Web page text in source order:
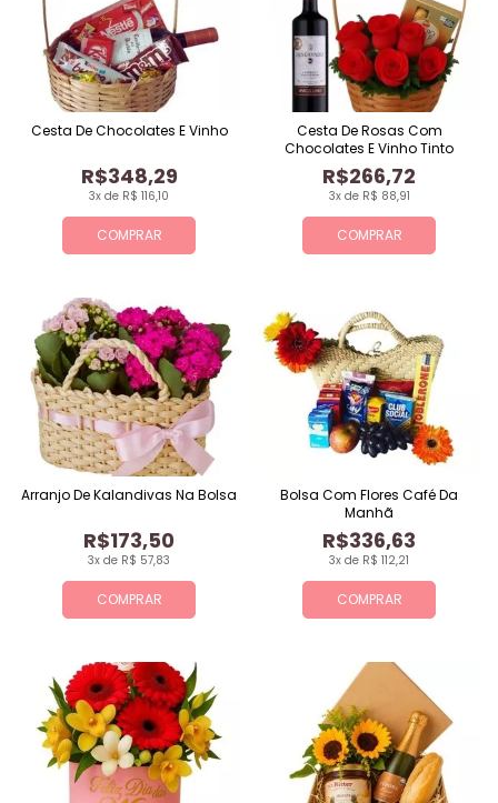
COMPRAR
3x de R$ 116,10
R$348,29
Cesta De Chocolates E Vinho
COMPRAR
3x de R$ 88,91
R$266,72
Cesta De Rosas Com
Chocolates E Vinho Tinto
COMPRAR
3x de R$ 57,83
R$173,50
Arranjo De Kalandivas Na Bolsa
COMPRAR
3x de R$ 112,21
R$336,63
Bolsa Com Flores Café Da
Manhã